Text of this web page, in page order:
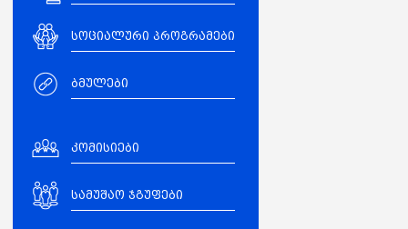
სოციალური პროგრამები
ბმულები
კომისიები
სამუშაო ჯგუფები